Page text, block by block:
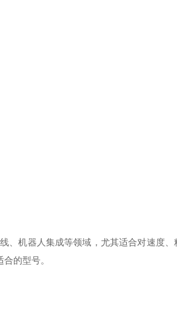
、机器人集成等领域，尤其适合对速度、
的型号。